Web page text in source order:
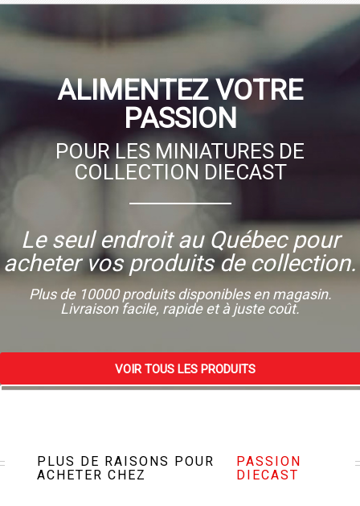
ALIMENTEZ VOTRE
PASSION
POUR LES MINIATURES DE
COLLECTION DIECAST
Le seul endroit au Québec pour
acheter vos produits de collection.
Plus de 10000 produits disponibles en magasin.
Livraison facile, rapide et à juste coût.
VOIR TOUS LES PRODUITS
PLUS DE RAISONS POUR
ACHETER CHEZ
PASSION
DIECAST